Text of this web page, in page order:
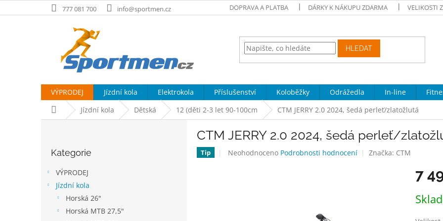
na
777 081 700 info@sportmen.cz DOPRAVA A PLATBA DÁRKY K NÁKUPU ZDARMA VELIKOSTI
HLEDAT
VÝPRODEJ Jízdní kola Elektrokola Příslušenství Koloběžky Odrážedla In-line
Domů Jízdní kola Dětská 12 (děti 2-3 let 90-100cm CTM JERRY 2.0 2024, šedá perleť/zlatožlutá
kategorie
Kategorie
VÝPRODEJ
Jízdní kola
Horská 26"
Horská MTB 27,5"
CTM JERRY 2.0 2024, šedá perleť/
Tip
Průměrné
Neohodnoceno Podrobnosti hodnocení Značka: CTM
7
cena: